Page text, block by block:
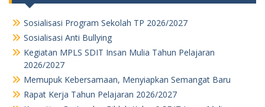
Sosialisasi Program Sekolah TP 2026/2027
Sosialisasi Anti Bullying
Kegiatan MPLS SDIT Insan Mulia Tahun Pelajaran
2026/2027
Memupuk Kebersamaan, Menyiapkan Semangat Baru
Rapat Kerja Tahun Pelajaran 2026/2027